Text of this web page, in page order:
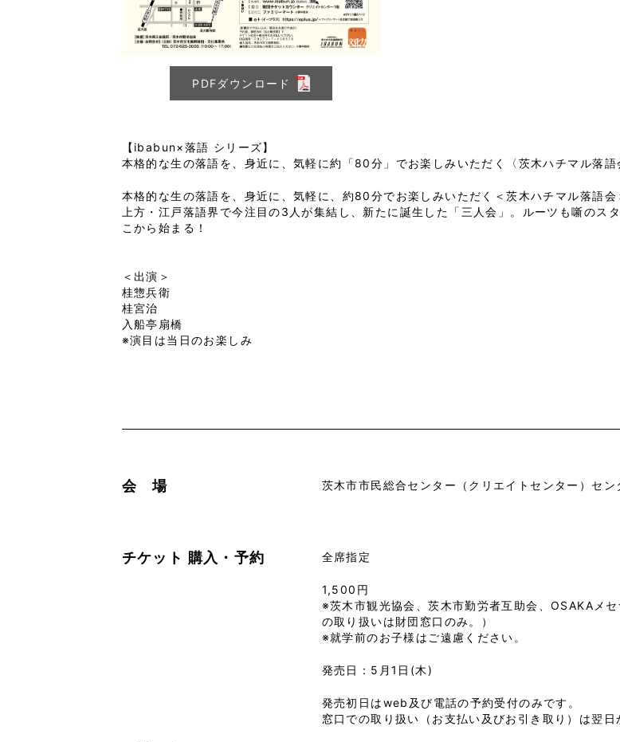
PDFダウンロード
【ibabun×落語 シリーズ】
本格的な生の落語を、身近に、気軽に約「80分」でお楽しみいただく〈茨木ハチマル落語
本格的な生の落語を、身近に、気軽に、約80分でお楽しみいただく＜茨木ハチマル落語会
上方・江戸落語界で今注目の3人が集結し、新たに誕生した「三人会」。ルーツも噺のス
＜出演＞
桂惣兵衛
桂宮治
入船亭扇橋
※演目は当日のお楽しみ
会 場 茨木市市民総合センター（クリエイトセンター）セン
チケット 購入・予約 全席指定
1,500円
※茨木市観光協会、茨木市勤労者互助会、OSAKAメ
の取り扱いは財団窓口のみ。）
※就学前のお子様はご遠慮ください。
発売日：5月1日(木)
発売初日はweb及び電話の予約受付のみです。
窓口での取り扱い（お支払い及びお引き取り）は翌日